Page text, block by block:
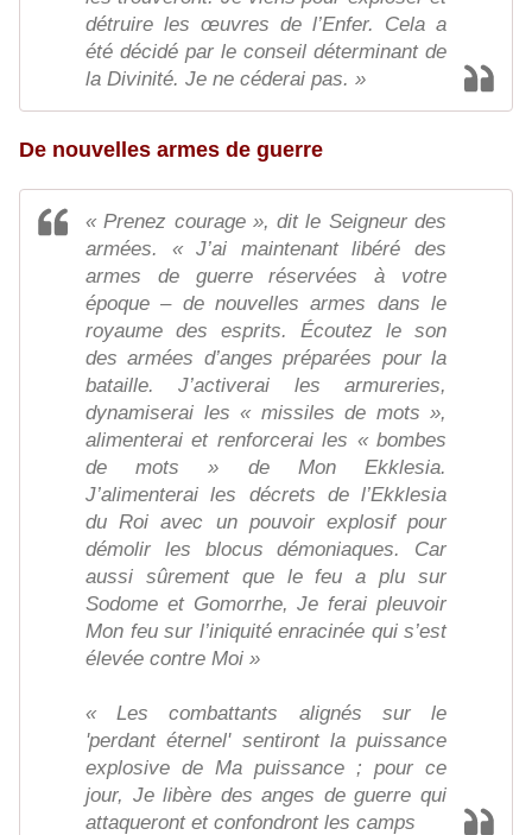
détruire les œuvres de l’Enfer. Cela a
été décidé par le conseil déterminant de
la Divinité. Je ne céderai pas. »
De nouvelles armes de guerre
« Prenez courage », dit le Seigneur des
armées. « J’ai maintenant libéré des
armes de guerre réservées à votre
époque – de nouvelles armes dans le
royaume des esprits. Écoutez le son
des armées d’anges préparées pour la
bataille. J’activerai les armureries,
dynamiserai les « missiles de mots »,
alimenterai et renforcerai les « bombes
de mots » de Mon Ekklesia.
J’alimenterai les décrets de l’Ekklesia
du Roi avec un pouvoir explosif pour
démolir les blocus démoniaques. Car
aussi sûrement que le feu a plu sur
Sodome et Gomorrhe, Je ferai pleuvoir
Mon feu sur l’iniquité enracinée qui s’est
élevée contre Moi »
« Les combattants alignés sur le
'perdant éternel' sentiront la puissance
explosive de Ma puissance ; pour ce
jour, Je libère des anges de guerre qui
attaqueront et confondront les camps